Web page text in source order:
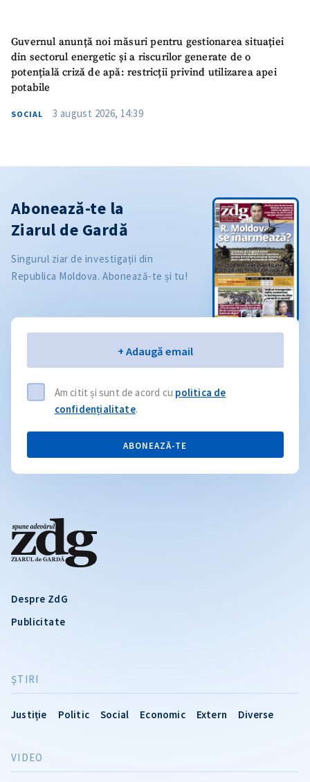
Guvernul anunță noi măsuri pentru gestionarea situației
din sectorul energetic și a riscurilor generate de o
potențială criză de apă: restricții privind utilizarea apei
potabile
SOCIAL 3 august 2026, 14:39
Despre ZdG
Publicitate
ŞTIRI
Justiție Politic Social Economic Extern Diverse
VIDEO
Abonează-te la
Ziarul de Gardă
Singurul ziar de investigații din
Republica Moldova. Abonează-te și tu!
+ Adaugă email
Am citit și sunt de acord cu politica de
confidențialitate.
ABONEAZĂ-TE